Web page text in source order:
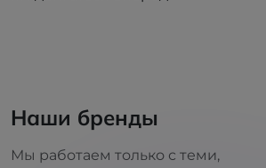
Наши бренды
Мы работаем только с теми,